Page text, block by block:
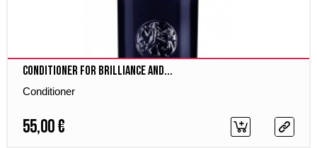
Conditioner for Brilliance and...
Conditioner
55,00 €